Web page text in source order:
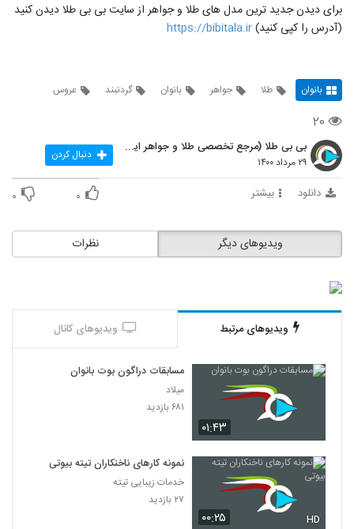
برای دیدن جدید ترین مدل های طلا و جواهر از سایت بی بی طلا دیدن کنید
(آدرس را کپی کنید)https://bibitala.ir
بانوان طلا جواهر بانوان گردنبند عروس
۲۰
بی بی طلا (مرجع تخصصی طلا و جواهر ایران)
۲۹ مرداد ۱۴۰۰ دنبال کردن
دانلود بیشتر ۰ ۰
نظرات ویدیوهای دیگر
ویدیوهای مرتبط ویدیوهای کانال
۰۱:۴۳
مسابقات دراگون بوت بانوان
میلاد
۶۸۱ بازدید
۰۰:۲۵ HD
نمونه کارهای ناخنکاران تیته بیوتی
خدمات زیبایی تیته
۲۷ بازدید